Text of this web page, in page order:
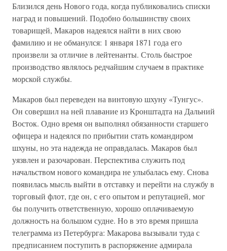
Близился день Нового года, когда публиковались списки
наград и повышений. Подобно большинству своих
товарищей, Макаров надеялся найти в них свою
фамилию и не обманулся: 1 января 1871 года его
произвели за отличие в лейтенанты. Столь быстрое
производство являлось редчайшим случаем в практике
морской службы.
Макаров был переведен на винтовую шхуну «Тунгус».
Он совершил на ней плавание из Кронштадта на Дальний
Восток. Одно время он выполнял обязанности старшего
офицера и надеялся по прибытии стать командиром
шхуны, но эта надежда не оправдалась. Макаров был
уязвлен и разочарован. Перспектива служить под
начальством нового командира не улыбалась ему. Снова
появилась мысль выйти в отставку и перейти на службу в
торговый флот, где он, с его опытом и репутацией, мог
бы получить ответственную, хорошо оплачиваемую
должность на большом судне. Но в это время пришла
телеграмма из Петербурга: Макарова вызывали туда с
предписанием поступить в распоряжение адмирала